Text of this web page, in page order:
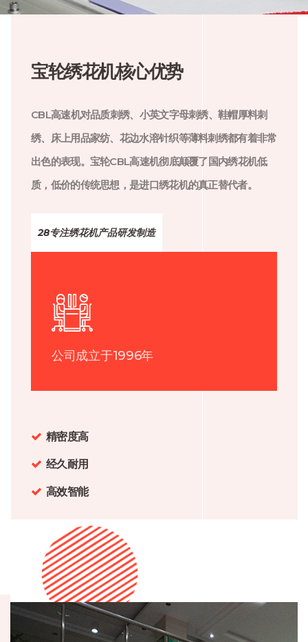
宝轮绣花机核心优势
CBL高速机对品质刺绣、小英文字母刺绣、鞋帽厚料刺
绣、床上用品家纺、花边水溶针织等薄料刺绣都有着非常
出色的表现。宝轮CBL高速机彻底颠覆了国内绣花机低
质，低价的传统思想，是进口绣花机的真正替代者。
公司成立于1996年
28专注绣花机产品研发制造
精密度高
经久耐用
高效智能